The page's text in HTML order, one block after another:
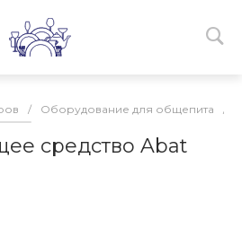
/ Оборудование для общепита /
средство Abat